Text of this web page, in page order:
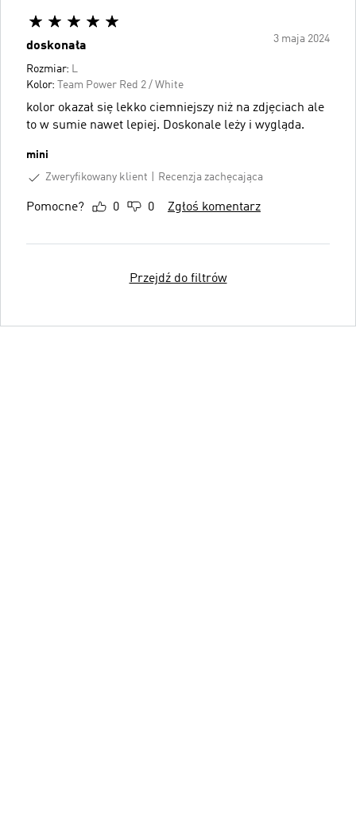
3 maja 2024
doskonała
Rozmiar: L
Kolor:
Team Power Red 2 / White
kolor okazał się lekko ciemniejszy niż na zdjęciach ale
to w sumie nawet lepiej. Doskonale leży i wygląda.
mini
Zweryfikowany klient
Recenzja zachęcająca
Pomocne? 0 0 Zgłoś komentarz
Przejdź do filtrów